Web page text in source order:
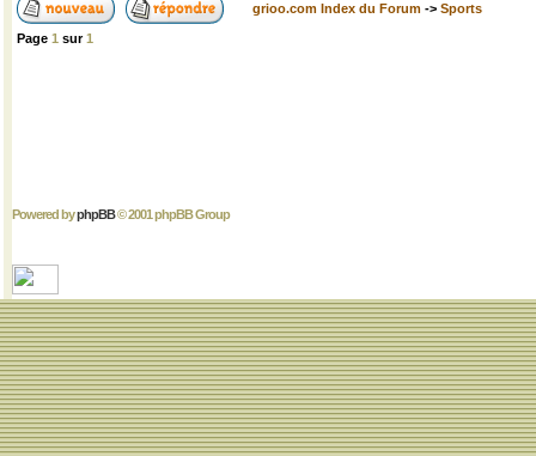
grioo.com Index du Forum -> Sports
Page 1 sur1
Powered byphpBB© 2001 phpBB Group